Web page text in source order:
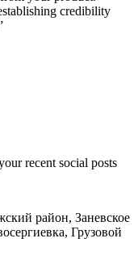
credibility
recent social posts
район, Заневское
Грузовой